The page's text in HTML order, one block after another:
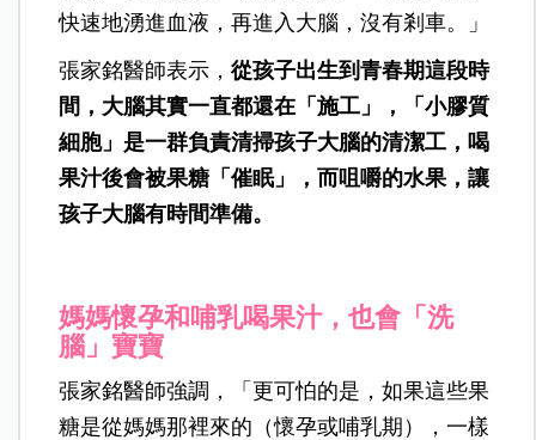
快速地湧進血液，再進入大腦，沒有剎車。」
張家銘醫師表示，從孩子出生到青春期這段時
間，大腦其實一直都還在「施工」，「小膠質
細胞」是一群負責清掃孩子大腦的清潔工，喝
果汁後會被果糖「催眠」，而咀嚼的水果，讓
孩子大腦有時間準備。
媽媽懷孕和哺乳喝果汁，也會「洗
腦」寶寶
張家銘醫師強調，「更可怕的是，如果這些果
糖是從媽媽那裡來的（懷孕或哺乳期），一樣